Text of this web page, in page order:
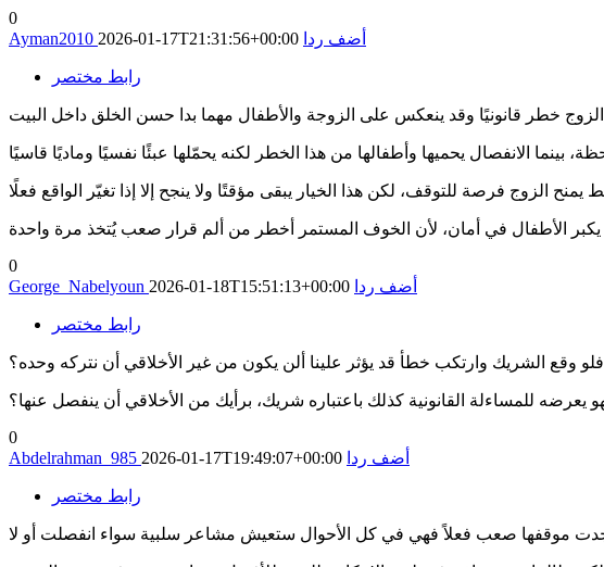
0
Ayman2010 2026-01-17T21:31:56+00:00 أضف ردا
رابط مختصر
0
George_Nabelyoun 2026-01-18T15:51:13+00:00 أضف ردا
رابط مختصر
وقع الشريك وارتكب خطأ قد يؤثر علينا ألن يكون من غير الأخلاقي أن نتركه وحده؟
للمساءلة القانونية كذلك باعتباره شريك، برأيك من الأخلاقي أن ينفصل عنها؟
0
Abdelrahman_985 2026-01-17T19:49:07+00:00 أضف ردا
رابط مختصر
موقفها صعب فعلاً فهي في كل الأحوال ستعيش مشاعر سلبية سواء انفصلت أو لا